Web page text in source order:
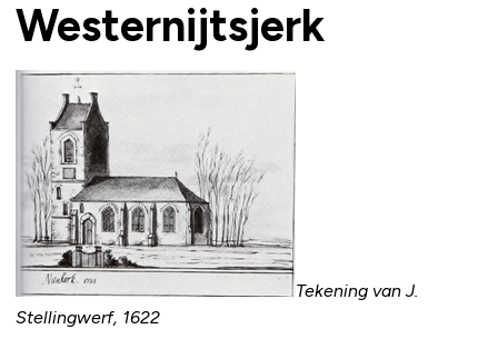
Westernijtsjerk
Tekening van J.
Stellingwerf, 1622